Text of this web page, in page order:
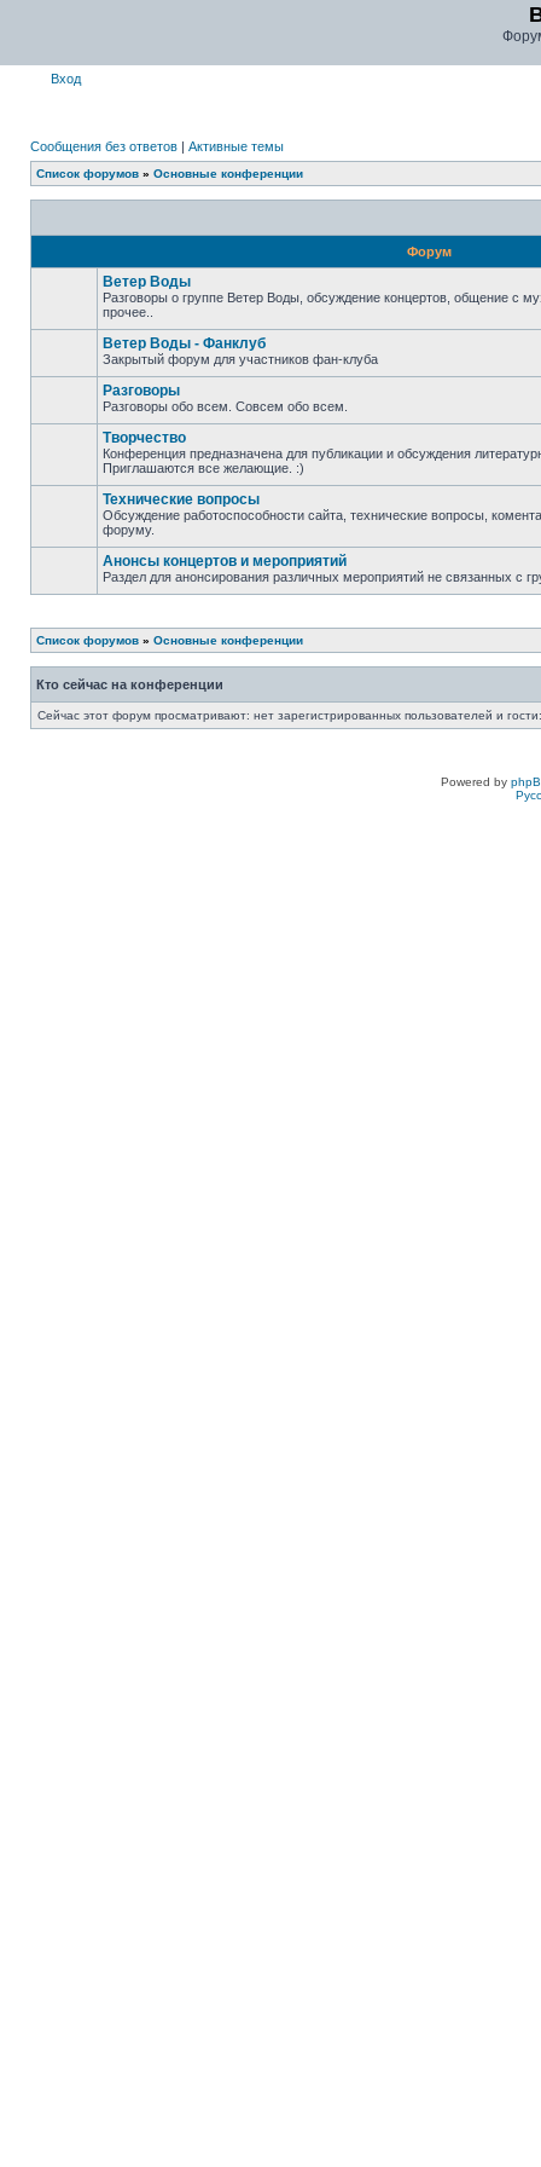
Вход
Сообщения без ответов | Активные темы
Список форумов » Основные конференции
Форум
Ветер Воды
Разговоры о группе Ветер Воды, обсуждение концертов, общение с
прочее..
Ветер Воды - Фанклуб
Закрытый форум для участников фан-клуба
Разговоры
Разговоры обо всем. Совсем обо всем.
Творчество
Конференция предназначена для публикации и обсуждения
Приглашаются все желающие. :)
Технические вопросы
Обсуждение работоспособности сайта, технические вопросы,
форуму.
Анонсы концертов и мероприятий
Раздел для анонсирования различных мероприятий не связанных с
Список форумов » Основные конференции
Кто сейчас на конференции
Сейчас этот форум просматривают: нет зарегистрированных пользователей и
Powered by